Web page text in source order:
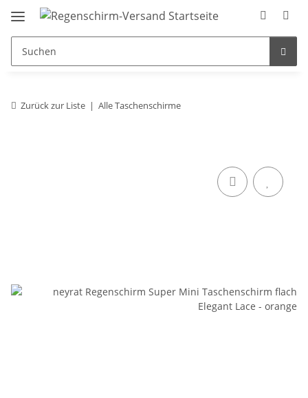
Zurück zur Liste Alle Taschenschirme